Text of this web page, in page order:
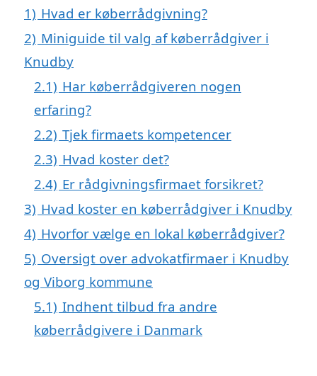
1) Hvad er køberrådgivning?
2) Miniguide til valg af køberrådgiver i
Knudby
2.1) Har køberrådgiveren nogen
erfaring?
2.2) Tjek firmaets kompetencer
2.3) Hvad koster det?
2.4) Er rådgivningsfirmaet forsikret?
3) Hvad koster en køberrådgiver i Knudby
4) Hvorfor vælge en lokal køberrådgiver?
5) Oversigt over advokatfirmaer i Knudby
og Viborg kommune
5.1) Indhent tilbud fra andre
køberrådgivere i Danmark